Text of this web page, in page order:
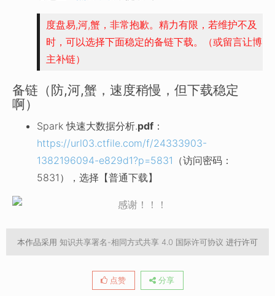
度盘易,河,蟹，非常抱歉。精力有限，若维护不及
时，可以选择下面稳定的备链下载。（或留言让博
主补链）
备链（防,河,蟹，速度稍慢，但下载稳定
啊）
Spark 快速大数据分析.pdf ：
https://url03.ctfile.com/f/24333903-
1382196094-e829d1?p=5831 （访问密码：
5831），选择【普通下载】
本作品采用 知识共享署名-相同方式共享 4.0 国际许可协议 进行许可
点赞 分享